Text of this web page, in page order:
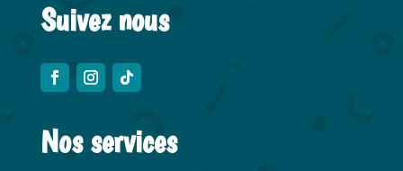
Suivez nous
Nos services